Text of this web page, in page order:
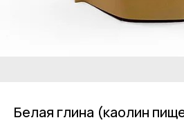
Белая глина (каолин